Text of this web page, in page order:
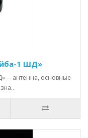
1 ШД»
антенна, основные